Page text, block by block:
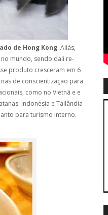
de Hong Kong. Aliás,
mundo, sendo dali re-
produto cresceram em 6
de conscientização para
como no Vietnã e e
Indonésia e Tailândia
para turismo interno.